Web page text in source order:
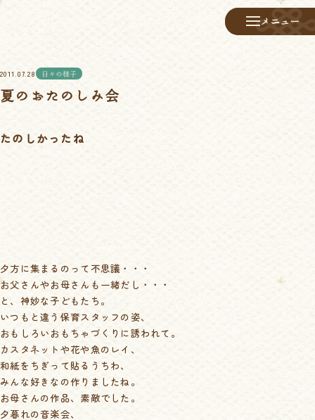
メニュー
メニュー
2011.07.28 日々の様子
夏のおたのしみ会
たのしかったね
夕方に集まるのって不思議・・・
お父さんやお母さんも一緒だし・・・
と、神妙な子どもたち。
いつもと違う保育スタッフの姿、
おもしろいおもちゃづくりに誘われて。
カスタネットや花や魚のレイ、
和紙をちぎって貼るうちわ、
みんな好きなの作りましたね。
お母さんの作品、素敵でした。
夕暮れの音楽会、